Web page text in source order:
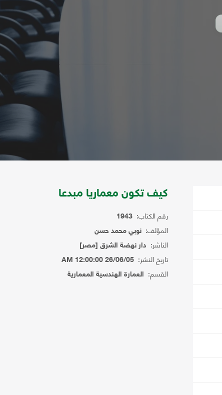
كيف تكون معماريا مبدعا
رقم الكتاب: 1943
المؤلف: نوبي محمد حسن
الناشر: دار نهضة الشرق [مصر]
تاريخ النشر: 26/06/05 12:00:00 AM
القسم: العمارة الهندسية المعمارية